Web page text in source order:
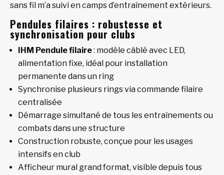
sans fil m’a suivi en camps d’entraînement extérieurs.
Pendules filaires : robustesse et
synchronisation pour clubs
IHM Pendule filaire: modèle câblé avec LED,
alimentation fixe, idéal pour installation
permanente dans un ring
Synchronise plusieurs rings via commande filaire
centralisée
Démarrage simultané de tous les entraînements ou
combats dans une structure
Construction robuste, conçue pour les usages
intensifs en club
Afficheur mural grand format, visible depuis tous